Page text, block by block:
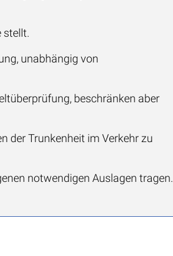
stellt.
unabhängig von
beschränken aber
der Trunkenheit im Verkehr zu
notwendigen Auslagen tragen.